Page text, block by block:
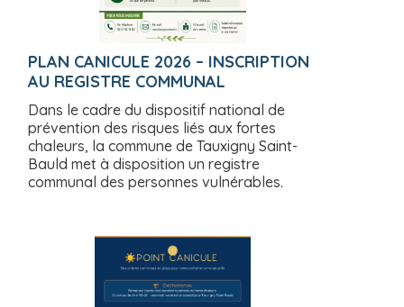
PLAN CANICULE 2026 – INSCRIPTION
AU REGISTRE COMMUNAL
Dans le cadre du dispositif national de
prévention des risques liés aux fortes
chaleurs, la commune de Tauxigny Saint-
Bauld met à disposition un registre
communal des personnes vulnérables.